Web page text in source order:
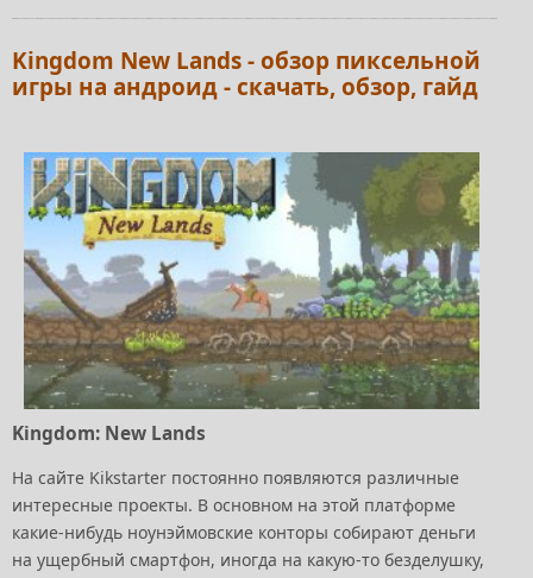
Kingdom New Lands - обзор пиксельной
игры на андроид - скачать, обзор, гайд
Kingdom: New Lands
На сайте Kikstarter постоянно появляются различные
интересные проекты. В основном на этой платформе
какие-нибудь ноунэймовские конторы собирают деньги
на ущербный смартфон, иногда на какую-то безделушку,